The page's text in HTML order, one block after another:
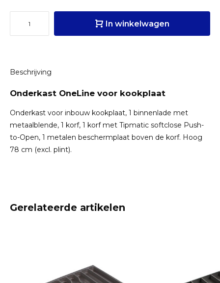
In winkelwagen
Beschrijving
Onderkast OneLine voor kookplaat
Onderkast voor inbouw kookplaat, 1 binnenlade met
metaalblende, 1 korf, 1 korf met Tipmatic softclose Push-
to-Open, 1 metalen beschermplaat boven de korf. Hoog
78 cm (excl. plint).
Gerelateerde artikelen